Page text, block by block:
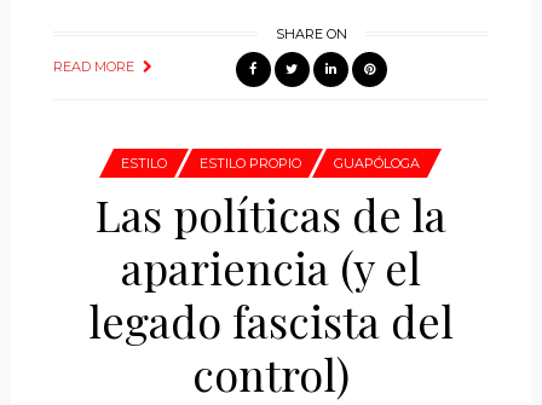
READ MORE
SHARE ON
ESTILO ESTILO PROPIO GUAPÓLOGA
Las políticas de la
apariencia (y el
legado fascista del
control)